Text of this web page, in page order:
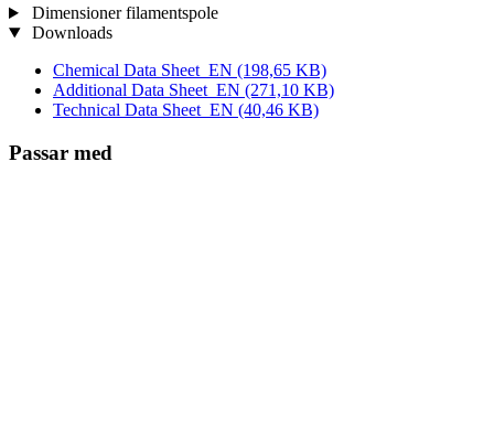
Dimensioner filamentspole
Downloads
Chemical Data Sheet_EN (198,65 KB)
Additional Data Sheet_EN (271,10 KB)
Technical Data Sheet_EN (40,46 KB)
Passar med